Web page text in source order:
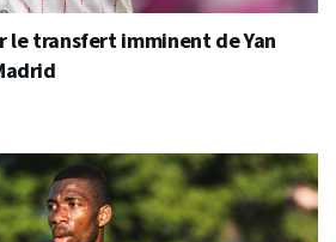
le transfert imminent de Yan